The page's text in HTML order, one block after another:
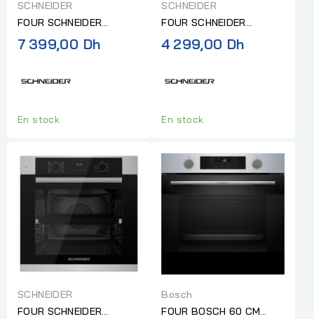
SCHNEIDER
FOUR SCHNEIDER
ENCASTRABLE 60CM
NOIR
7 399,00 Dh
En stock
SCHNEIDER
FOUR SCHNEIDER
ENCASTRABLE 60CM
INOX
4 299,00 Dh
En stock
SCHNEIDER
FOUR SCHNEIDER
Bosch
FOUR BOSCH 60 CM